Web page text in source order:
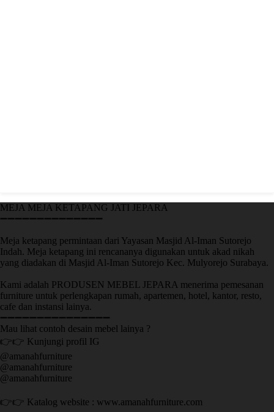
MEJA MEJA KETAPANG JATI JEPARA
➖➖➖➖➖➖➖➖➖➖➖➖➖➖
Meja ketapang permintaan dari Yayasan Masjid Al-Iman Sutorejo
Indah. Meja ketapang ini rencananya digunakan untuk akad nikah
yang diadakan di Masjid Al-Iman Sutorejo Kec. Mulyorejo Surabaya.
Kami adalah PRODUSEN MEBEL JEPARA menerima pemesanan
furniture untuk perlengkapan rumah, apartemen, hotel, kantor, resto,
cafe dan instansi lainya.
➖➖➖➖➖➖➖➖➖➖➖➖➖➖➖
Mau lihat contoh desain mebel lainya ?
👉👉 Kunjungi profil IG
@amanahfurniture
@amanahfurniture
@amanahfurniture
👉👉 Katalog website : www.amanahfurniture.com